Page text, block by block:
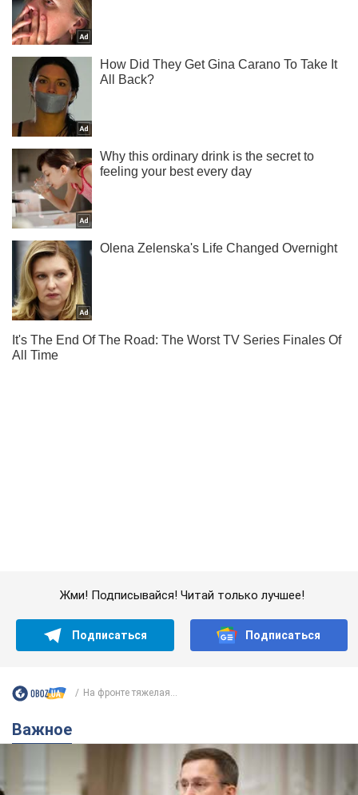
С 1 сентября украинским учителям повысят
зарплаты: Корецкий раскрыл подробности
Одновременно с повышением зарплат педагогам
правительство объявило об увеличении студенческих